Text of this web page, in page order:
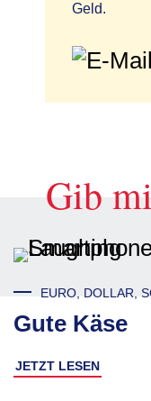
Geld.
Gib
EURO, DOLLAR,
Gute Käse
JETZT LESEN